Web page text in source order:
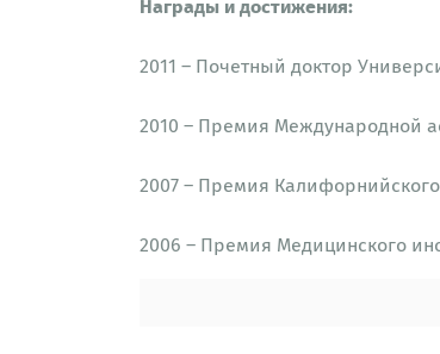
2011 – Почетный доктор
2010 – Премия Международной
2007 – Премия
2006 – Премия Медицинского